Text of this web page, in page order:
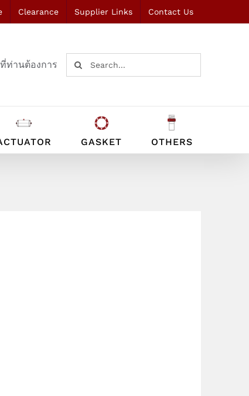
Clearance Supplier Links Contact Us
ท่านต้องการ
Search
for:
GASKET OTHERS